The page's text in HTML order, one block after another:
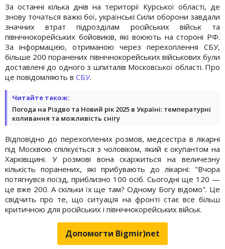
За останні кілька днів на території Курської області, де
знову точаться важкі бої, українські Сили оборони завдали
значних втрат підрозділам російських військ та
північнокорейських бойовиків, які воюють на стороні РФ.
За інформацією, отриманою через перехоплення СБУ,
більше 200 поранених північнокорейських військових були
доставлені до одного з шпиталів Московської області. Про
це повідомляють в СБУ.
Читайте також:
Погода на Різдво та Новий рік 2025 в Україні: температурні
коливання та можливість снігу
Відповідно до перехоплених розмов, медсестра в лікарні
під Москвою спілкується з чоловіком, який є окупантом на
Харківщині. У розмові вона скаржиться на величезну
кількість поранених, які прибувають до лікарні: "Вчора
потягнувся поїзд, приблизно 100 осіб. Сьогодні ще 120 —
це вже 200. А скільки їх ще там? Одному Богу відомо". Це
свідчить про те, що ситуація на фронті стає все більш
критичною для російських і північнокорейських військ.
Допомогти Bigmir)net